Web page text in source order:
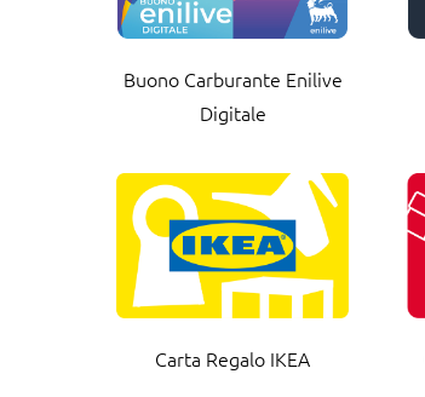
Buono Carburante Enilive
Digitale
Carta Regalo IKEA